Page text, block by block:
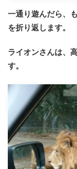
一通り遊んだら、
を折り返します。
ライオンさんは、
す。